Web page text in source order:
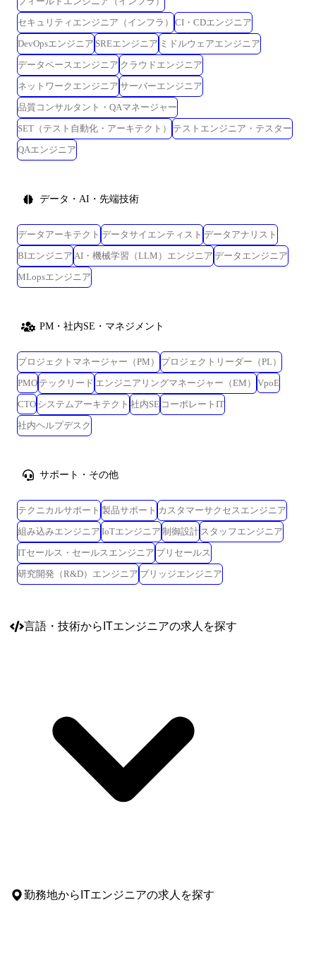
セキュリティエンジニア（インフラ）
CI・CDエンジニア
DevOpsエンジニア SREエンジニア ミドルウェアエンジニア
データベースエンジニア クラウドエンジニア
ネットワークエンジニア サーバーエンジニア
品質コンサルタント・QAマネージャー
SET（テスト自動化・アーキテクト）
テストエンジニア・テスター
QAエンジニア
データ・AI・先端技術
データアーキテクト データサイエンティスト データアナリスト
BIエンジニア AI・機械学習（LLM）エンジニア データエンジニア
MLopsエンジニア
PM・社内SE・マネジメント
プロジェクトマネージャー（PM）
プロジェクトリーダー（PL）
PMO テックリード エンジニアリングマネージャー（EM）
VpoE
CTO システムアーキテクト 社内SE コーポレートIT
社内ヘルプデスク
サポート・その他
テクニカルサポート 製品サポート カスタマーサクセスエンジニア
組み込みエンジニア IoTエンジニア 制御設計 スタッフエンジニア
ITセールス・セールスエンジニア プリセールス
研究開発（R&D）エンジニア ブリッジエンジニア
言語・技術からITエンジニアの求人を探す
勤務地からITエンジニアの求人を探す